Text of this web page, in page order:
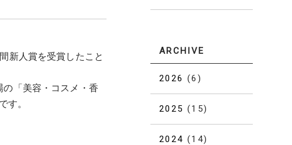
新人賞を受賞したこと
の「美容・コスメ・香
す。
ARCHIVE
2026 (6)
2025 (15)
2024 (14)